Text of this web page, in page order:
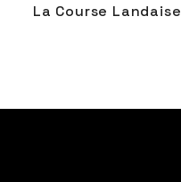
La Course Landaise